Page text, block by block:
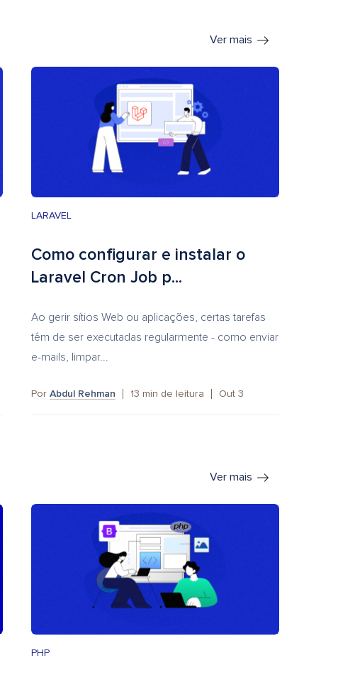
Ver mais
LARAVEL
Como configurar e instalar o
Laravel Cron Job p...
Ao gerir sítios Web ou aplicações, certas tarefas
têm de ser executadas regularmente - como enviar
e-mails, limpar...
Por Abdul Rehman 13 min de leitura Out 3
Ver mais
PHP